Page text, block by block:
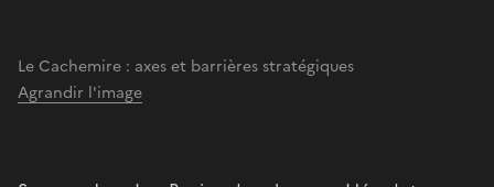
Le Cachemire : axes et barrières stratégiques
Agrandir l'image